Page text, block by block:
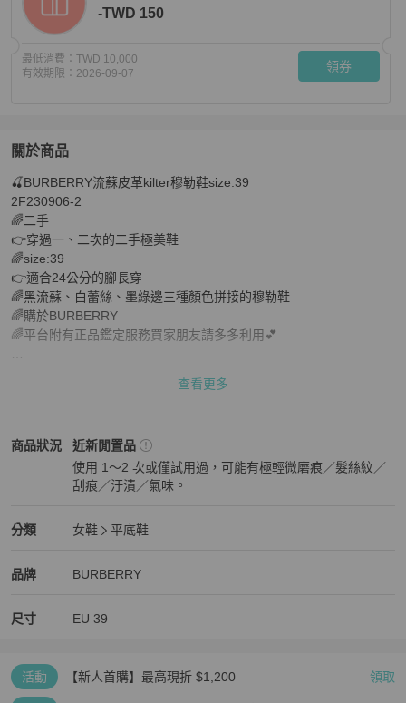
-TWD 150
最低消費： TWD 10,000
有效期限： 2026-09-07 領券
關於商品
關於🍒BURBERRY流蘇皮革kilter穆勒鞋size:39 2F230906-2
🍒BURBERRY流蘇皮革kilter穆勒鞋size:39
2F230906-2
🌈二手
👉穿過一、二次的二手極美鞋
🌈size:39
👉適合24公分的腳長穿
🌈黑流蘇、白蕾絲、墨綠邊三種顏色拼接的穆勒鞋
🌈購於BURBERRY
🌈平台附有正品鑑定服務買家朋友請多多利用💕
許你會慢慢變老，但是不管怎麼樣，你總能找到一雙屬於自己的鞋，
🌈附有鞋盒防塵套……..
🌈沒沒沒沒購買證明及發票….
查看更多
商品狀況
BURBERRY女鞋商品狀態與細節
近新閒置品
使用 1～2 次或僅試用過，可能有極輕微磨痕／髮絲紋／
刮痕／汙漬／氣味。
分類
BURBERRY女鞋分類資訊
女鞋
平底鞋
品牌
BURBERRY精品女鞋品牌介紹
BURBERRY
BURBERRY推薦清單
尺寸 EU 39
活動 【新人首購】最高現折 $1,200 領取